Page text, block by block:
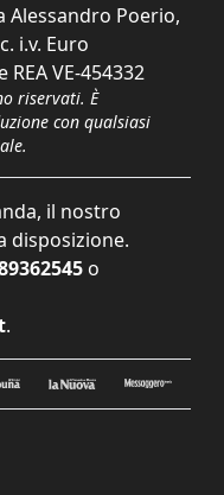
Alessandro Poerio,
i.v. Euro
REA VE-454332
riservati. È
con qualsiasi
il nostro
disposizione.
o
.